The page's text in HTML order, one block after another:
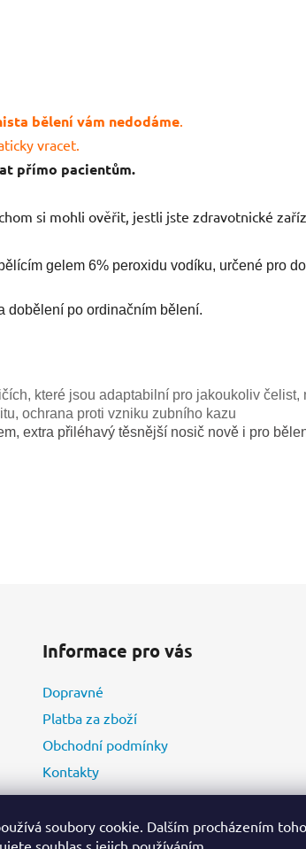
soubory cookie. Dalším procházením
souhlas s jejich používáním.
bělení vám nedodáme
vracet.
přímo pacientům.
si mohli ověřit, jestli jste zdravotnické
gelem 6% peroxidu vodíku, určené pro
dobělení po ordinačním bělení.
které jsou adaptabilní pro jakoukoliv čelist,
ochrana proti vzniku zubního kazu
extra přiléhavý těsnější nosič nově i pro
Informace pro vás
Dopravné
Platba za zboží
Obchodní podmínky
Kontakty